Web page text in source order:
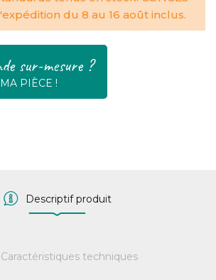
du 8 au 16 août inclus.
sur-mesure ?
PIÈCE !
Descriptif produit
Caractéristiques techniques